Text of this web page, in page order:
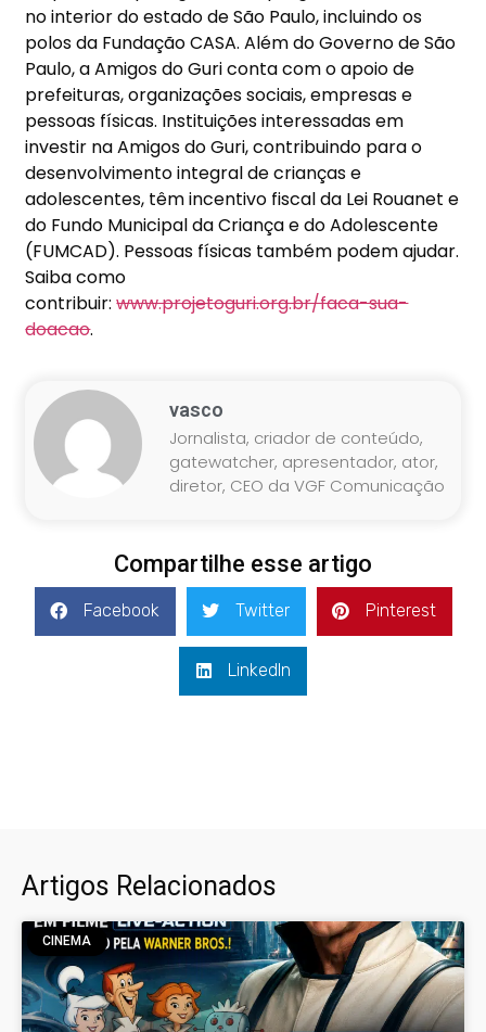
no interior do estado de São Paulo, incluindo os
polos da Fundação CASA. Além do Governo de São
Paulo, a Amigos do Guri conta com o apoio de
prefeituras, organizações sociais, empresas e
pessoas físicas. Instituições interessadas em
investir na Amigos do Guri, contribuindo para o
desenvolvimento integral de crianças e
adolescentes, têm incentivo fiscal da Lei Rouanet e
do Fundo Municipal da Criança e do Adolescente
(FUMCAD). Pessoas físicas também podem ajudar.
Saiba como
contribuir:www.projetoguri.org.br/faca-sua-
doacao.
vasco
Jornalista, criador de conteúdo,
gatewatcher, apresentador, ator,
diretor, CEO da VGF Comunicação
Compartilhe esse artigo
Facebook Twitter Pinterest
LinkedIn
Artigos Relacionados
CINEMA